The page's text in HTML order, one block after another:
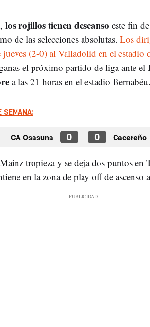
los rojillos tienen descanso este fin
de las selecciones absolutas. Los
jueves (2-0) al Valladolid en el
el próximo partido de liga ante el
a las 21 horas en el estadio Bernabéu.
SEMANA:
CA Osasuna 0 0 Cacereño
tropieza y se deja dos puntos en
en la zona de play off de ascenso